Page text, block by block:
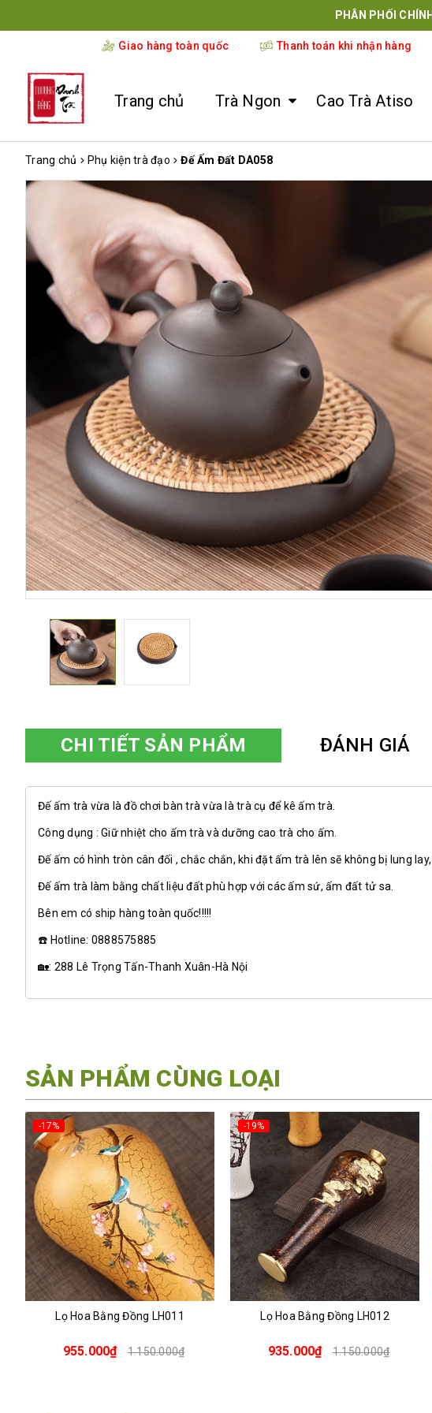
PHÂN PHỐI
Giao hàng toàn quốc Thanh toán khi nhận hàng
Trang chủ Trà Ngon Cao Trà Atiso
Trang chủ Phụ kiện trà đạo Đế Ấm Đất DA058
CHI TIẾT SẢN PHẨM ĐÁNH GIÁ
Đế ấm trà vừa là đồ chơi bàn trà vừa là trà cụ để kê ấm trà.
Công dụng : Giữ nhiệt cho ấm trà và dưỡng cao trà cho ấm.
Đế ấm có hình tròn cân đối , chắc chắn, khi đặt ấm trà lên sẽ không bị lung
Đế ấm trà làm bằng chất liệu đất phù hợp với các ấm sứ, ấm đất tử sa.
Bên em có ship hàng toàn quốc!!!!!
☎️ Hotline: 0888575885
🏡: 288 Lê Trọng Tấn-Thanh Xuân-Hà Nội
SẢN PHẨM CÙNG LOẠI
-19%
Lọ Hoa Bằng Đồng LH012
935.000₫ 1.150.000₫
-14%
Dao Tách Trà Phổ Nhĩ Bằng Đồng
625.000₫ 725.000₫